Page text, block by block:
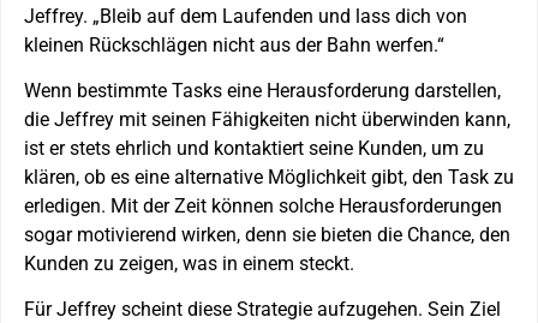
Jeffrey. „Bleib auf dem Laufenden und lass dich von
kleinen Rückschlägen nicht aus der Bahn werfen.“
Wenn bestimmte Tasks eine Herausforderung darstellen,
die Jeffrey mit seinen Fähigkeiten nicht überwinden kann,
ist er stets ehrlich und kontaktiert seine Kunden, um zu
klären, ob es eine alternative Möglichkeit gibt, den Task zu
erledigen. Mit der Zeit können solche Herausforderungen
sogar motivierend wirken, denn sie bieten die Chance, den
Kunden zu zeigen, was in einem steckt.
Für Jeffrey scheint diese Strategie aufzugehen. Sein Ziel